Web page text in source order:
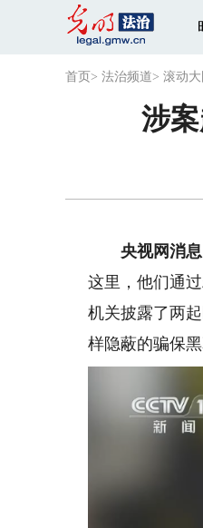
首页 > 法治频道> 滚动大
涉
央视网消息
这里，他们通
机关披露了两
样隐蔽的骗保